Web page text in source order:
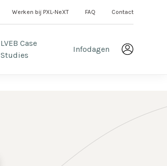
Werken bij PXL-NeXT FAQ Contact
LVEB Case
Studies
Infodagen